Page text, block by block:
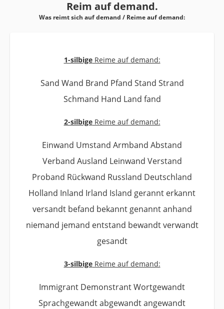
Reim aufdemand.
Was reimt sich auf demand / Reime aufdemand:
1-silbigeReime auf demand:
Sand Wand Brand Pfand Stand Strand
Schmand Hand Land fand
2-silbigeReime auf demand:
Einwand Umstand Armband Abstand
Verband Ausland Leinwand Verstand
Proband Rückwand Russland Deutschland
Holland Inland Irland Island gerannt erkannt
versandt befand bekannt genannt anhand
niemand jemand entstand bewandt verwandt
gesandt
3-silbigeReime auf demand:
Immigrant Demonstrant Wortgewandt
Sprachgewandt abgewandt angewandt